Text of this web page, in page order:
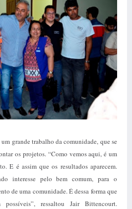
grande trabalho da comunidade, que se
os projetos. “Como vemos aqui, é um
E é assim que os resultados aparecem.
interesse pelo bem comum, para o
de uma comunidade. É dessa forma que
ressaltou Jair Bittencourt.